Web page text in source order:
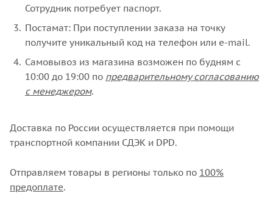
Сотрудник потребует паспорт.
Постамат: При поступлении заказа на точку
получите уникальный код на телефон или e-mail.
Самовывоз из магазина возможен по будням с
10:00 до 19:00 по предварительному согласованию
с менеджером.
Доставка по России осуществляется при помощи
транспортной компании СДЭК и DPD.
Отправляем товары в регионы только по 100%
предоплате.